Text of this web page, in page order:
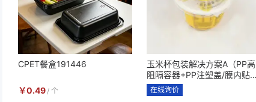
CPET餐盒191446
￥0.49 / 个
玉米杯包装解决方案A（PP高
阻隔容器+PP注塑盖/膜内贴+
PP勺子套装+收缩膜标签+高
阻隔耐高温易揭盖膜）
在线询价